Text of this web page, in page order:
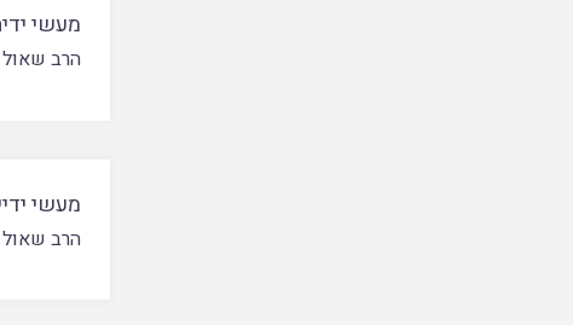
מעשי
הרב שאול
מעשי
הרב שאול